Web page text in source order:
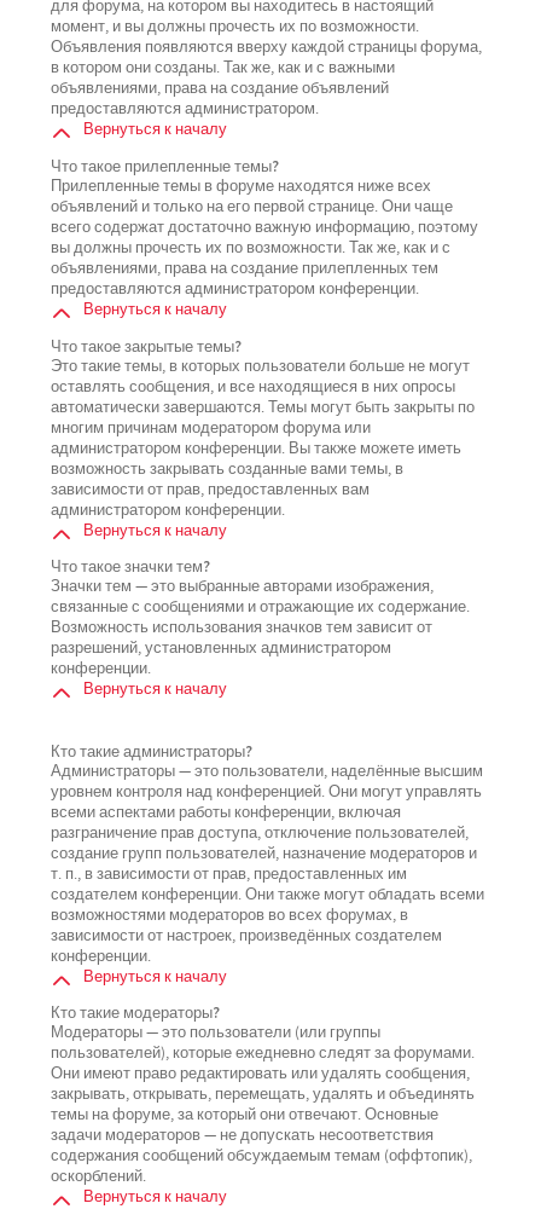
для форума, на котором вы находитесь в настоящий
момент, и вы должны прочесть их по возможности.
Объявления появляются вверху каждой страницы форума,
в котором они созданы. Так же, как и с важными
объявлениями, права на создание объявлений
предоставляются администратором.
Вернуться к началу
Что такое прилепленные темы?
Прилепленные темы в форуме находятся ниже всех
объявлений и только на его первой странице. Они чаще
всего содержат достаточно важную информацию, поэтому
вы должны прочесть их по возможности. Так же, как и с
объявлениями, права на создание прилепленных тем
предоставляются администратором конференции.
Вернуться к началу
Что такое закрытые темы?
Это такие темы, в которых пользователи больше не могут
оставлять сообщения, и все находящиеся в них опросы
автоматически завершаются. Темы могут быть закрыты по
многим причинам модератором форума или
администратором конференции. Вы также можете иметь
возможность закрывать созданные вами темы, в
зависимости от прав, предоставленных вам
администратором конференции.
Вернуться к началу
Что такое значки тем?
Значки тем — это выбранные авторами изображения,
связанные с сообщениями и отражающие их содержание.
Возможность использования значков тем зависит от
разрешений, установленных администратором
конференции.
Вернуться к началу
Кто такие администраторы?
Администраторы — это пользователи, наделённые высшим
уровнем контроля над конференцией. Они могут управлять
всеми аспектами работы конференции, включая
разграничение прав доступа, отключение пользователей,
создание групп пользователей, назначение модераторов и
т. п., в зависимости от прав, предоставленных им
создателем конференции. Они также могут обладать всеми
возможностями модераторов во всех форумах, в
зависимости от настроек, произведённых создателем
конференции.
Вернуться к началу
Кто такие модераторы?
Модераторы — это пользователи (или группы
пользователей), которые ежедневно следят за форумами.
Они имеют право редактировать или удалять сообщения,
закрывать, открывать, перемещать, удалять и объединять
темы на форуме, за который они отвечают. Основные
задачи модераторов — не допускать несоответствия
содержания сообщений обсуждаемым темам (оффтопик),
оскорблений.
Вернуться к началу